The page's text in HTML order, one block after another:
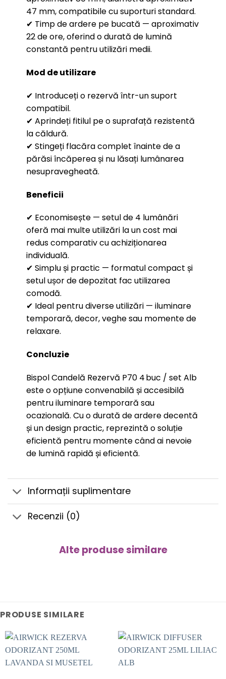
47 mm, compatibile cu suporturi standard.
✔ Timp de ardere pe bucată — aproximativ
22 de ore, oferind o durată de lumină
constantă pentru utilizări medii.
Mod de utilizare
✔ Introduceți o rezervă într-un suport
compatibil.
✔ Aprindeți fitilul pe o suprafață rezistentă
la căldură.
✔ Stingeți flacăra complet înainte de a
părăsi încăperea și nu lăsați lumânarea
nesupravegheată.
Beneficii
✔ Economisește — setul de 4 lumânări
oferă mai multe utilizări la un cost mai
redus comparativ cu achiziționarea
individuală.
✔ Simplu și practic — formatul compact și
setul ușor de depozitat fac utilizarea
comodă.
✔ Ideal pentru diverse utilizări — iluminare
temporară, decor, veghe sau momente de
relaxare.
Concluzie
Bispol Candelă Rezervă P70 4 buc / set Alb
este o opțiune convenabilă și accesibilă
pentru iluminare temporară sau
ocazională. Cu o durată de ardere decentă
și un design practic, reprezintă o soluție
eficientă pentru momente când ai nevoie
de lumină rapidă și eficientă.
Informații suplimentare
Recenzii (0)
Alte produse similare
PRODUSE SIMILARE